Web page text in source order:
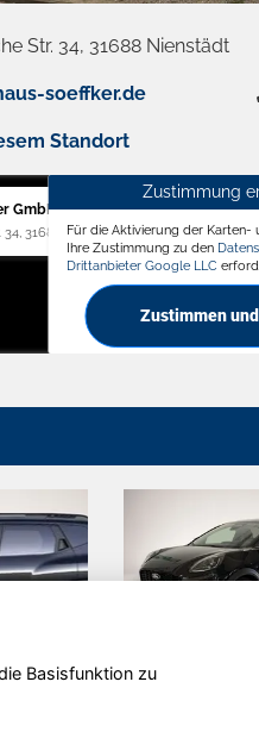
Str. 34, 31688 Nienstädt
soeffker.de
Standort
GmbH
34, 31688 Nienstädt
Zustimmung
Für die Aktivierung der Karten-
Ihre Zustimmung zu den
Drittanbieter Google LLC
Zustimmen
Basisfunktion zu